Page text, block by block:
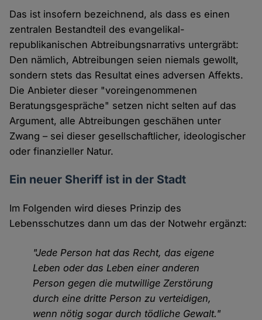
Das ist insofern bezeichnend, als dass es einen
zentralen Bestandteil des evangelikal-
republikanischen Abtreibungsnarrativs untergräbt:
Den nämlich, Abtreibungen seien niemals gewollt,
sondern stets das Resultat eines adversen Affekts.
Die Anbieter dieser "voreingenommenen
Beratungsgespräche" setzen nicht selten auf das
Argument, alle Abtreibungen geschähen unter
Zwang – sei dieser gesellschaftlicher, ideologischer
oder finanzieller Natur.
Ein neuer Sheriff ist in der Stadt
Im Folgenden wird dieses Prinzip des
Lebensschutzes dann um das der Notwehr ergänzt:
"Jede Person hat das Recht, das eigene
Leben oder das Leben einer anderen
Person gegen die mutwillige Zerstörung
durch eine dritte Person zu verteidigen,
wenn nötig sogar durch tödliche Gewalt."